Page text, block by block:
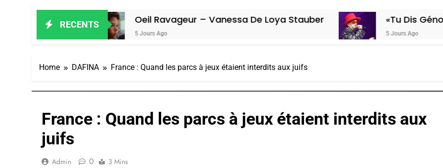
RECENTSOeil Ravageur – Vanessa De Loya Stauber
5 Jours Ago
«Tu Dis Génocide, Je
5 Jours Ago
Home DAFINA France : Quand les parcs à jeux étaient interdits aux juifs
France : Quand les parcs à jeux étaient interdits aux
juifs
Admin 0 3 Mins